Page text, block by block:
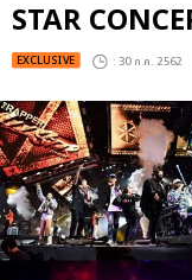
STAR
EXCLUSIVE : 30 ก.ค. 2562